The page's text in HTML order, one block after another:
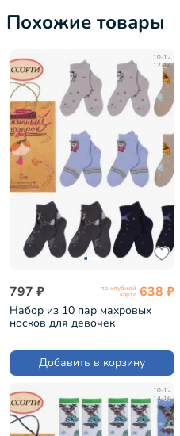
Похожие товары
10-12
12-14
797 ₽ по клубной
карте 638 ₽
Набор из 10 пар махровых
носков для девочек
Добавить в корзину
10-12
14-16